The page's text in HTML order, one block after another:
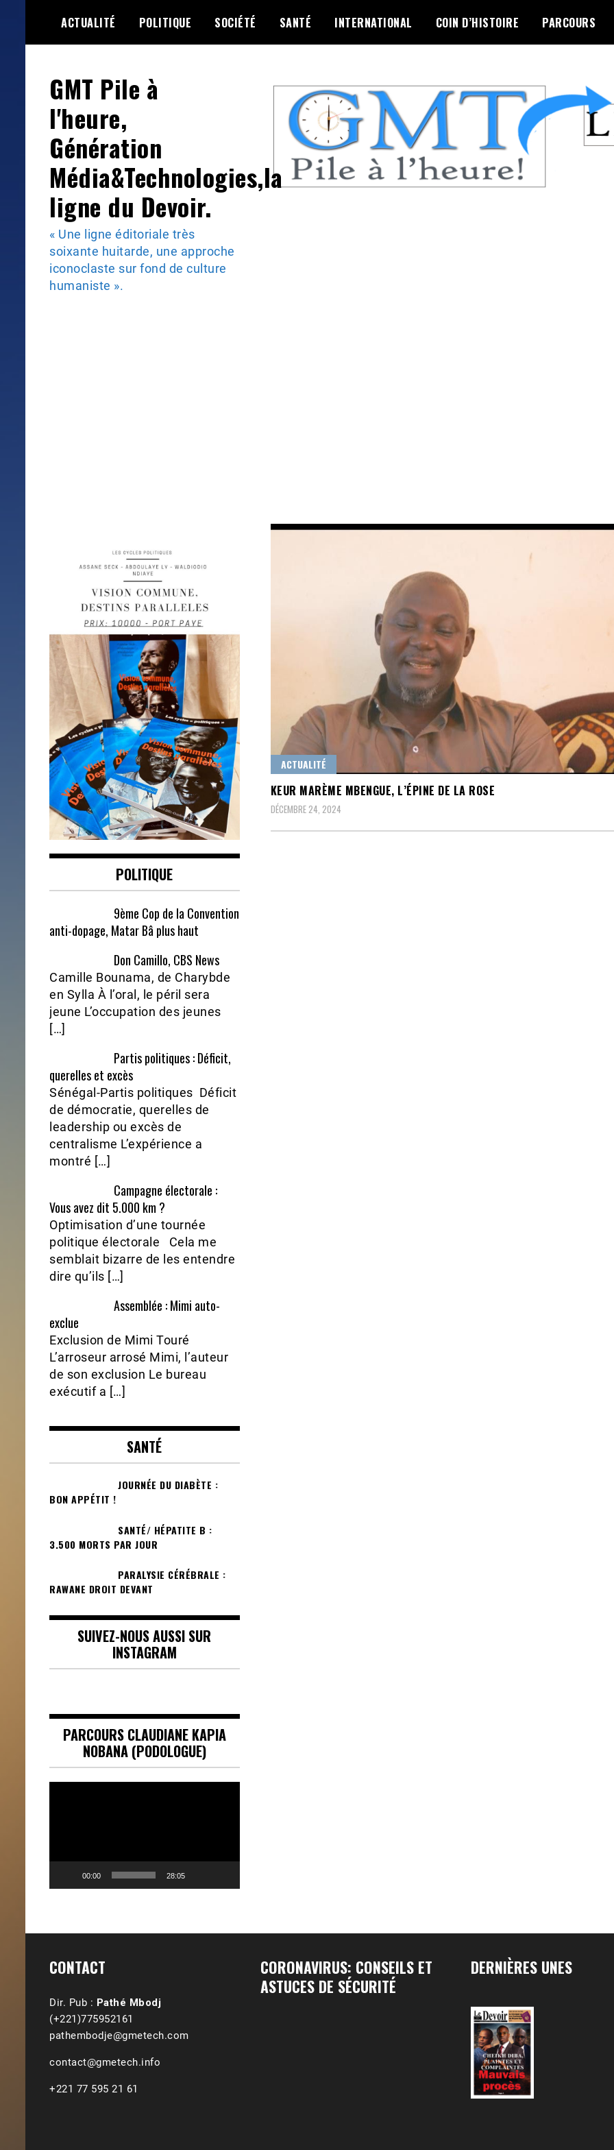
content
ACTUALITÉ POLITIQUE SOCIÉTÉ SANTÉ INTERNATIONAL COIN D’HISTOIRE PARCOURS
GMT Pile à
l'heure,
Génération
Média&Technologies,la
ligne du Devoir.
« Une ligne éditoriale très
soixante huitarde, une approche
iconoclaste sur fond de culture
humaniste ».
ACTUALITÉ
KEUR MARÈME MBENGUE, L’ÉPINE DE LA ROSE
DÉCEMBRE 24, 2024
POLITIQUE
9ème Cop de la Convention
anti-dopage, Matar Bâ plus haut
Don Camillo, CBS News
Camille Bounama, de Charybde
en Sylla À l’oral, le péril sera
jeune L’occupation des jeunes
[…]
Partis politiques : Déficit,
querelles et excès
Sénégal-Partis politiques Déficit
de démocratie, querelles de
leadership ou excès de
centralisme L’expérience a
montré […]
Campagne électorale :
Vous avez dit 5.000 km ?
Optimisation d’une tournée
politique électorale Cela me
semblait bizarre de les entendre
dire qu’ils […]
Assemblée : Mimi auto-
exclue
Exclusion de Mimi Touré
L’arroseur arrosé Mimi, l’auteur
de son exclusion Le bureau
exécutif a […]
SANTÉ
JOURNÉE DU DIABÈTE :
BON APPÉTIT !
SANTÉ/ HÉPATITE B :
3.500 MORTS PAR JOUR
PARALYSIE CÉRÉBRALE :
RAWANE DROIT DEVANT
SUIVEZ-NOUS AUSSI SUR
INSTAGRAM
PARCOURS CLAUDIANE KAPIA
NOBANA (PODOLOGUE)
00:00 28:05
CONTACT
Dir. Pub : Pathé Mbodj
(+221)775952161
pathembodje@gmetech.com
contact@gmetech.info
+221 77 595 21 61
CORONAVIRUS: CONSEILS ET
ASTUCES DE SÉCURITÉ
DERNIÈRES UNES